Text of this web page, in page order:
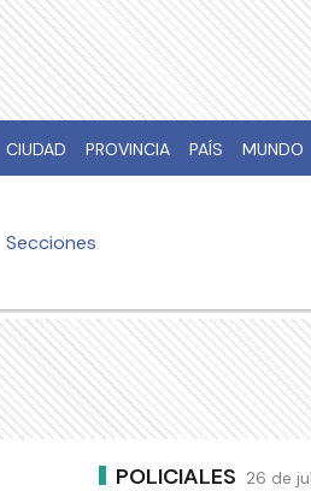
CIUDAD PROVINCIA PAÍS MUNDO
Secciones
POLICIALES 26 de